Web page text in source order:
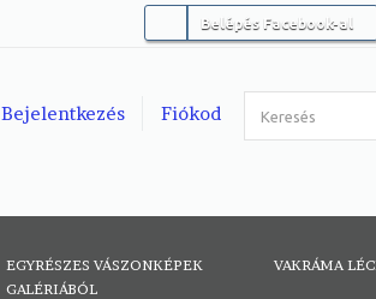
Belépés Facebook-al
Fiókod
Bejelentkezés
EGYRÉSZES VÁSZONKÉPEK
GALÉRIÁBÓL
VAKRÁMA